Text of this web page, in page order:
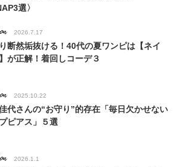
選〉
2026.7.17
断然垢抜ける！40代の夏ワンピは【ネイ
が正解！着回しコーデ３
2025.10.22
代さんの“お守り”的存在「毎日欠かせない
ピアス」５選
2026.1.1